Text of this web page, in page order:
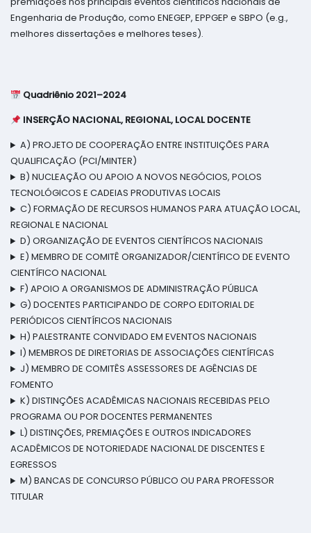
Engenharia de Produção, como ENEGEP, EPPGEP e SBPO (e.g.,
melhores dissertações e melhores teses).
Quadriênio 2021–2024
INSERÇÃO NACIONAL, REGIONAL, LOCAL DOCENTE
A) PROJETO DE COOPERAÇÃO ENTRE INSTITUIÇÕES PARA
QUALIFICAÇÃO (PCI/MINTER)
B) NUCLEAÇÃO OU APOIO A NOVOS NEGÓCIOS, POLOS
TECNOLÓGICOS E CADEIAS PRODUTIVAS LOCAIS
C) FORMAÇÃO DE RECURSOS HUMANOS PARA ATUAÇÃO LOCAL,
REGIONAL E NACIONAL
D) ORGANIZAÇÃO DE EVENTOS CIENTÍFICOS NACIONAIS
E) MEMBRO DE COMITÊ ORGANIZADOR/CIENTÍFICO DE EVENTO
CIENTÍFICO NACIONAL
F) APOIO A ORGANISMOS DE ADMINISTRAÇÃO PÚBLICA
G) DOCENTES PARTICIPANDO DE CORPO EDITORIAL DE
PERIÓDICOS CIENTÍFICOS NACIONAIS
H) PALESTRANTE CONVIDADO EM EVENTOS NACIONAIS
I) MEMBROS DE DIRETORIAS DE ASSOCIAÇÕES CIENTÍFICAS
J) MEMBRO DE COMITÊS ASSESSORES DE AGÊNCIAS DE
FOMENTO
K) DISTINÇÕES ACADÊMICAS NACIONAIS RECEBIDAS PELO
PROGRAMA OU POR DOCENTES PERMANENTES
L) DISTINÇÕES, PREMIAÇÕES E OUTROS INDICADORES
ACADÊMICOS DE NOTORIEDADE NACIONAL DE DISCENTES E
EGRESSOS
M) BANCAS DE CONCURSO PÚBLICO OU PARA PROFESSOR
TITULAR